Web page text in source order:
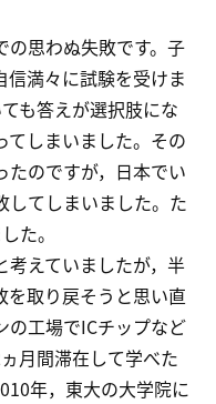
思わぬ失敗です。子
信満々に試験を受けま
も答えが選択肢にな
てしまいました。その
たのですが，日本でい
してしまいました。た
た。
えていましたが，半
を取り戻そうと思い直
の工場でICチップなど
月間滞在して学べた
年，東大の大学院に